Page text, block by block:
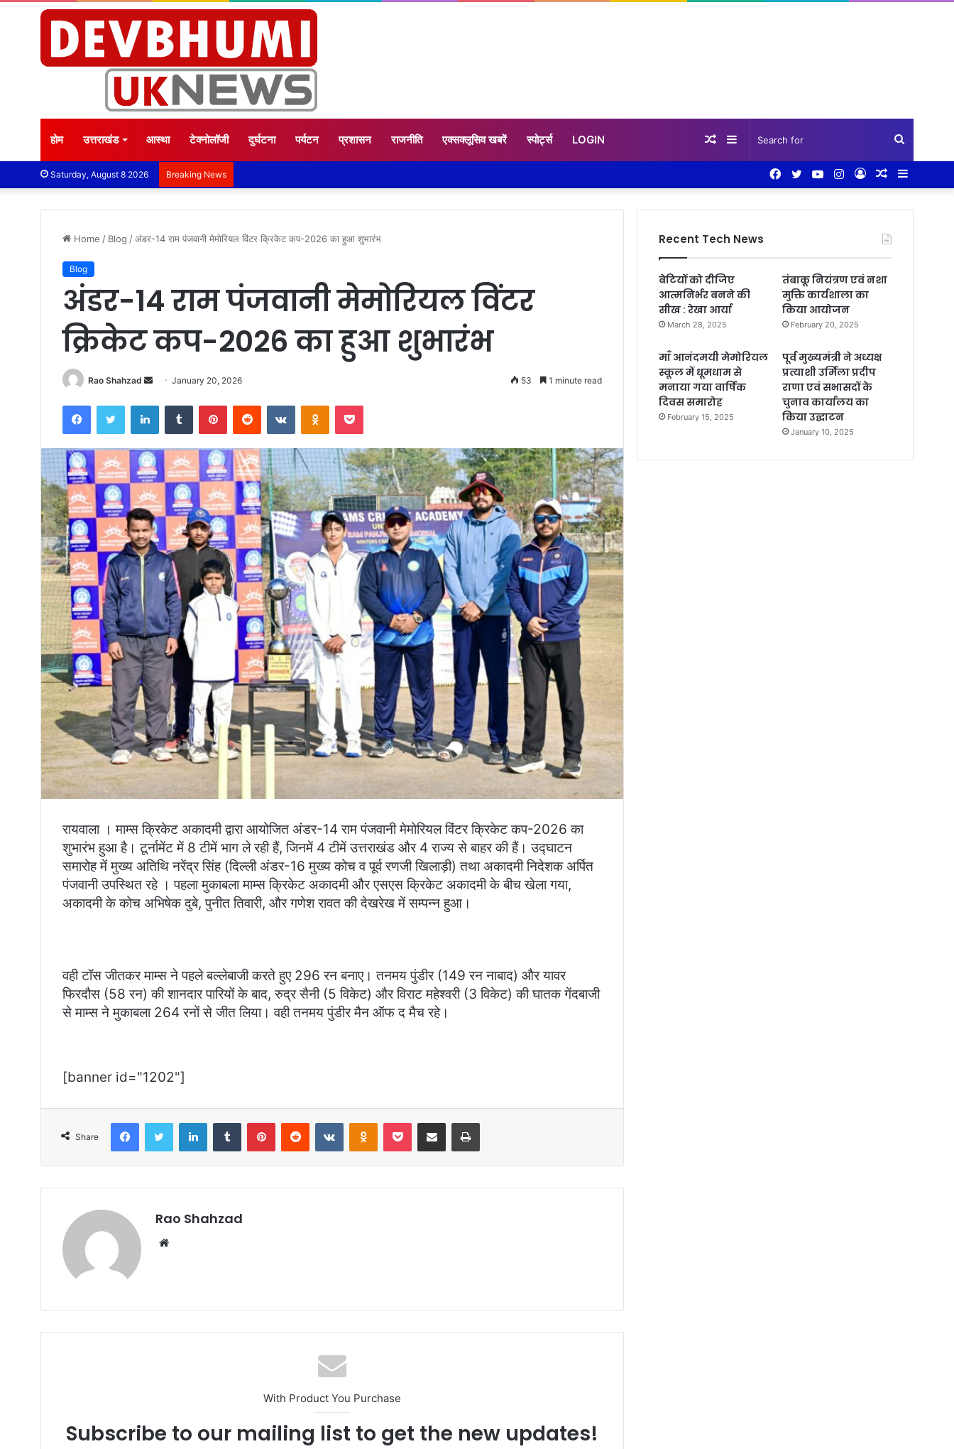
होम उत्तराखंड आस्था टेक्नोलॉजी दुर्घटना पर्यटन प्रशासन राजनीति एक्सक्लूसिव खबरें स्पोर्ट्स LOGIN Search
for
Sidebar
Random
Saturday, August 8 2026 Breaking News Sidebar
Random
Log
Instagram
YouTube
Twitter
Facebook
Home / Blog /अंडर-14 राम पंजवानी मेमोरियल विंटर क्रिकेट कप-2026 का हुआ शुभारंभ
Blog
अंडर-14 राम पंजवानी मेमोरियल विंटर
क्रिकेट कप-2026 का हुआ शुभारंभ
Rao Shahzad
SendJanuary 20, 2026 53 1 minute read
FacebookTwitter LinkedInTumblr PinterestReddit VKontakteOdnoklassniki
Pocket
रायवाला । माम्स क्रिकेट अकादमी द्वारा आयोजित अंडर-14 राम पंजवानी मेमोरियल विंटर क्रिकेट कप-2026 का
शुभारंभ हुआ है। टूर्नामेंट में 8 टीमें भाग ले रही हैं, जिनमें 4 टीमें उत्तराखंड और 4 राज्य से बाहर की हैं। उद्घाटन
समारोह में मुख्य अतिथि नरेंद्र सिंह (दिल्ली अंडर-16 मुख्य कोच व पूर्व रणजी खिलाड़ी) तथा अकादमी निदेशक अर्पित
पंजवानी उपस्थित रहे । पहला मुकाबला माम्स क्रिकेट अकादमी और एसएस क्रिकेट अकादमी के बीच खेला गया,
अकादमी के कोच अभिषेक दुबे, पुनीत तिवारी, और गणेश रावत की देखरेख में सम्पन्न हुआ।
वही टॉस जीतकर माम्स ने पहले बल्लेबाजी करते हुए 296 रन बनाए। तनमय पुंडीर (149 रन नाबाद) और यावर
फिरदौस (58 रन) की शानदार पारियों के बाद, रुद्र सैनी (5 विकेट) और विराट महेश्वरी (3 विकेट) की घातक गेंदबाजी
से माम्स ने मुकाबला 264 रनों से जीत लिया। वही तनमय पुंडीर मैन ऑफ द मैच रहे।
[banner id="1202"]
Share
FacebookTwitter LinkedInTumblr PinterestReddit VKontakteOdnoklassniki
Pocket Share via Email Print
Rao Shahzad
Website
With Product You Purchase
Subscribe to our mailing list to get the new updates!
Recent Tech News
बेटियों को दीजिए
आत्मनिर्भर बनने की
सीख : रेखा आर्या
March 28, 2025
तंबाकू नियंत्रण एवं नशा
मुक्ति कार्यशाला का
किया आयोजन
February 20, 2025
माँ आनंदमयी मेमोरियल
स्कूल में धूमधाम से
मनाया गया वार्षिक
दिवस समारोह
February 15, 2025
पूर्व मुख्यमंत्री ने अध्यक्ष
प्रत्याशी उर्मिला प्रदीप
राणा एवं सभासदों के
चुनाव कार्यालय का
किया उद्घाटन
January 10, 2025